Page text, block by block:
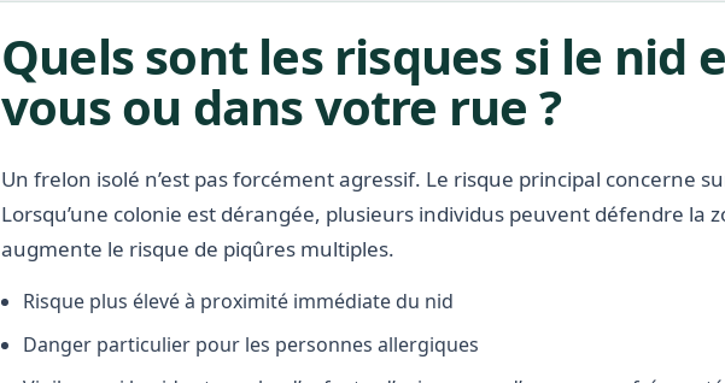
Quels sont les risques si le nid
vous ou dans votre rue ?
Un frelon isolé n’est pas forcément agressif. Le risque principal concerne
Lorsqu’une colonie est dérangée, plusieurs individus peuvent défendre la
augmente le risque de piqûres multiples.
Risque plus élevé à proximité immédiate du nid
Danger particulier pour les personnes allergiques